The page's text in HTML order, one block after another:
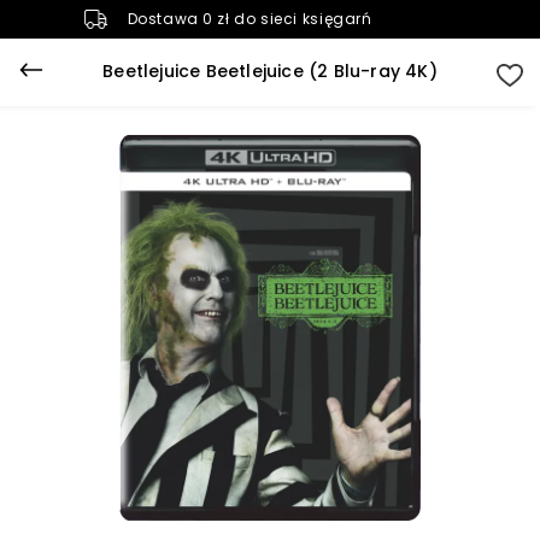
Dostawa 0 zł do sieci księgarń
Beetlejuice Beetlejuice (2 Blu-ray 4K)